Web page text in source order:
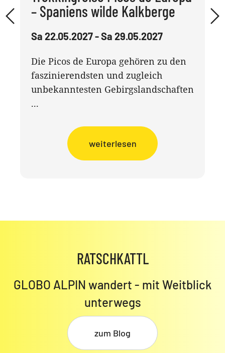
– Spaniens wilde Kalkberge
Sa 22.05.2027 - Sa 29.05.2027
Die Picos de Europa gehören zu den
faszinierendsten und zugleich
unbekanntesten Gebirgslandschaften
...
weiterlesen
RATSCHKATTL
GLOBO ALPIN wandert - mit Weitblick
unterwegs
zum Blog